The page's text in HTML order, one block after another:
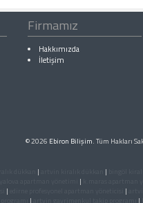
Firmamız
Hakkımızda
İletişim
© 2026 Ebiron Bilişim. Tüm Hakları
| |
|
| |
| |